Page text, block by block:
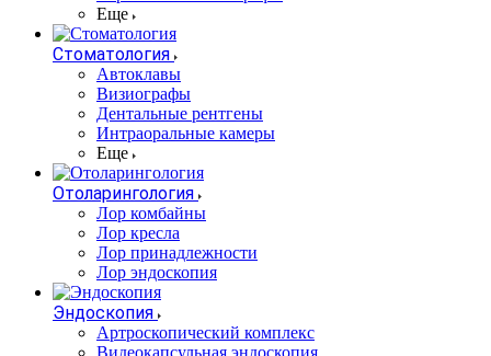
Еще
Стоматология
Автоклавы
Визиографы
Дентальные рентгены
Интраоральные камеры
Еще
Отоларингология
Лор комбайны
Лор кресла
Лор принадлежности
Лор эндоскопия
Эндоскопия
Артроскопический комплекс
Видеокапсульная эндоскопия